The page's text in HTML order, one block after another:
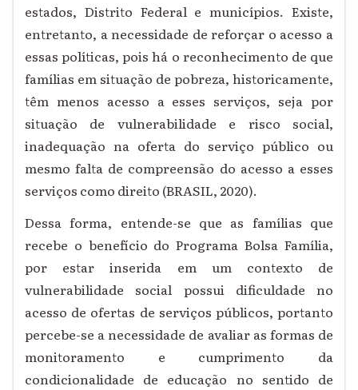
estados, Distrito Federal e municípios. Existe,
entretanto, a necessidade de reforçar o acesso a
essas políticas, pois há o reconhecimento de que
famílias em situação de pobreza, historicamente,
têm menos acesso a esses serviços, seja por
situação de vulnerabilidade e risco social,
inadequação na oferta do serviço público ou
mesmo falta de compreensão do acesso a esses
serviços como direito (BRASIL, 2020).
Dessa forma, entende-se que as famílias que
recebe o benefício do Programa Bolsa Família,
por estar inserida em um contexto de
vulnerabilidade social possui dificuldade no
acesso de ofertas de serviços públicos, portanto
percebe-se a necessidade de avaliar as formas de
monitoramento e cumprimento da
condicionalidade de educação no sentido de